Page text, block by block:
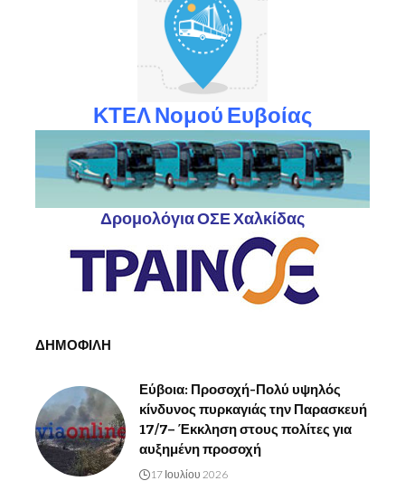
ΚΤΕΛ Νομού Ευβοίας
Δρομολόγια ΟΣΕ Χαλκίδας
ΔΗΜΟΦΙΛΗ
Εύβοια: Προσοχή-Πολύ υψηλός
κίνδυνος πυρκαγιάς την Παρασκευή
17/7– Έκκληση στους πολίτες για
αυξημένη προσοχή
17 Ιουλίου 2026